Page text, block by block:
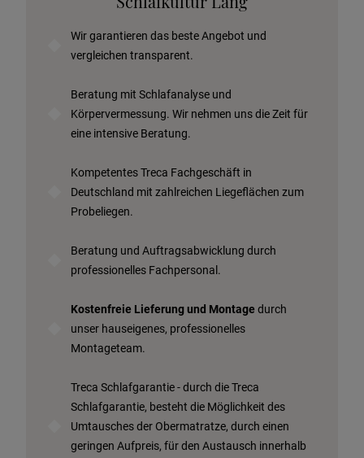
Probeschlafen im Hotel
Wir garantieren das beste Angebot und
vergleichen transparent.
Beratung mit Schlafanalyse und
Körpervermessung. Wir nehmen uns die Zeit für
eine intensive Beratung.
Kompetentes Treca Fachgeschäft in
Deutschland mit zahlreichen Liegeflächen zum
Probeliegen.
Beratung und Auftragsabwicklung durch
professionelles Fachpersonal.
Kostenfreie Lieferung und Montage durch
unser hauseigenes, professionelles
Montageteam.
Treca Schlafgarantie - durch die Treca
Schlafgarantie, besteht die Möglichkeit des
Umtausches der Obermatratze, durch einen
geringen Aufpreis, für den Austausch innerhalb